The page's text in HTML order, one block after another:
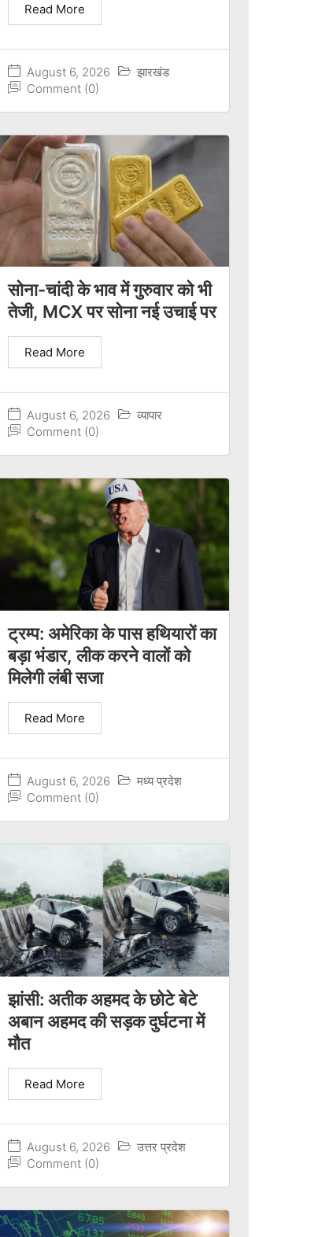
August 6, 2026
झारखंड
Comment (0)
Read More
सोना-चांदी के भाव में गुरुवार को भी
तेजी, MCX पर सोना नई उचाई पर
August 6, 2026
व्यापार
Comment (0)
Read More
ट्रम्प: अमेरिका के पास हथियारों का
बड़ा भंडार, लीक करने वालों को
मिलेगी लंबी सजा
August 6, 2026
मध्य प्रदेश
Comment (0)
Read More
झांसी: अतीक अहमद के छोटे बेटे
अबान अहमद की सड़क दुर्घटना में
मौत
August 6, 2026
उत्तर प्रदेश
Comment (0)
Read More